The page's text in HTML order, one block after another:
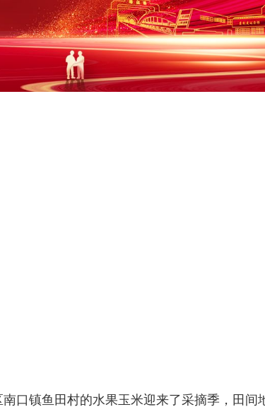
口镇鱼田村的水果玉米迎来了采摘季，田间